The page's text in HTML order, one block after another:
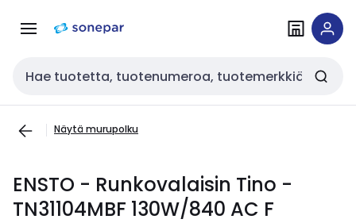
navigointiinsisältöön
Haku
Näytä murupolku
ENSTO - Runkovalaisin Tino -
TN31104MBF 130W/840 AC F